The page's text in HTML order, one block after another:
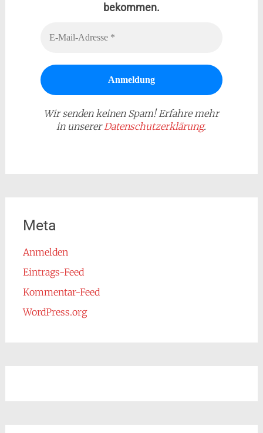
bekommen.
Wir senden keinen Spam! Erfahre mehr
in unsererDatenschutzerklärung.
Meta
Anmelden
Eintrags-Feed
Kommentar-Feed
WordPress.org